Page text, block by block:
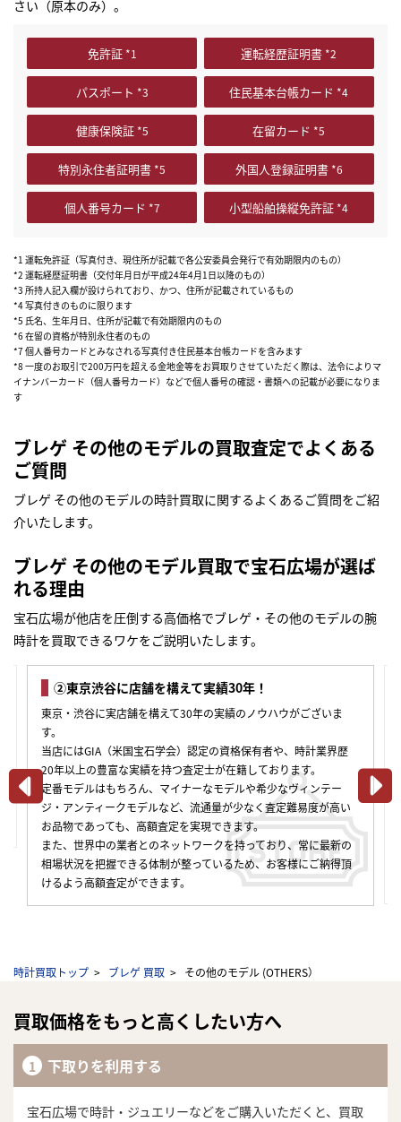
さい（原本のみ）。
免許証 運転経歴証明書
パスポート 住民基本台帳カード
健康保険証 在留カード
特別永住者証明書 外国人登録証明書
個人番号カード 小型船舶操縦免許証
*1 運転免許証（写真付き、現住所が記載で各公安委員会発行で有効期限内のもの）
*2 運転経歴証明書（交付年月日が平成24年4月1日以降のもの）
*3 所持人記入欄が設けられており、かつ、住所が記載されているもの
*4 写真付きのものに限ります
*5 氏名、生年月日、住所が記載で有効期限内のもの
*6 在留の資格が特別永住者のもの
*7 個人番号カードとみなされる写真付き住民基本台帳カードを含みます
*8 一度のお取引で200万円を超える金地金等をお買取りさせていただく際は、法令によりマ
イナンバーカード（個人番号カード）などで個人番号の確認・書類への記載が必要になりま
す
ブレゲ その他のモデルの買取査定でよくある
ご質問
ブレゲ その他のモデルの時計買取に関するよくあるご質問をご紹
介いたします。
ブレゲ その他のモデル買取で宝石広場が選ば
れる理由
宝石広場が他店を圧倒する高価格でブレゲ・その他のモデルの腕
時計を買取できるワケをご説明いたします。
③様々な査定方法をご用意！豊富な選択肢の中からお
好きな方法をお選びいただけます。
お客様のニーズにお応えして、様々な買取査定の体制を整えてお
ります。
都内3店舗での対面査定だけでなく、全国各地から査定依頼が可能
です。全て無料の宅配買取キットで査定に出せる「宅配買取サー
ビス」や、すぐ査定金額が知りたいときにスマホで気軽に利用で
きる「LINE」査定など、簡単スムーズに査定依頼・お取引をする
ことができます。査定方法によって金額が変わることはございま
せんので、お客様のライフスタイルに合わせた方法をご利用くだ
さい。
時計買取トップ ブレゲ 買取 その他のモデル (OTHERS）
買取価格をもっと高くしたい方へ
下取りを利用する
宝石広場で時計・ジュエリーなどをご購入いただくと、買取